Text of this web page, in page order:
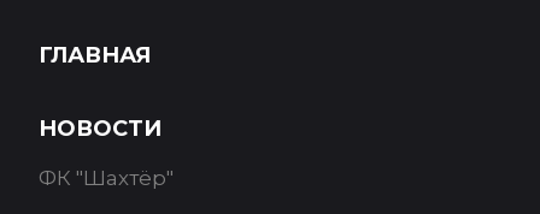
ГЛАВНАЯ
НОВОСТИ
ФК "Шахтёр"